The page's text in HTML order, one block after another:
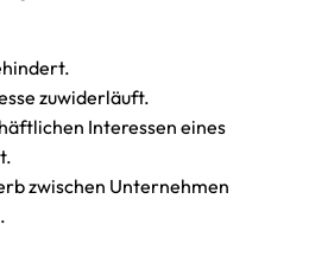
zuwiderläuft.
Interessen eines
zwischen Unternehmen